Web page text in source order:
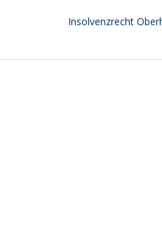
Insolvenzrecht